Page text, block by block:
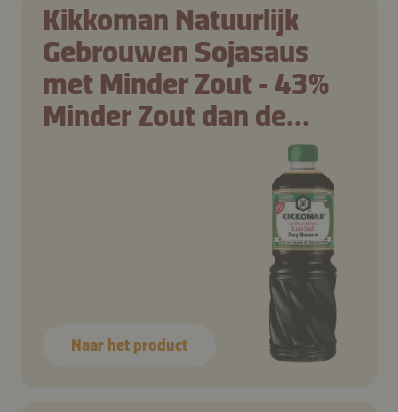
Kikkoman Natuurlijk
Gebrouwen Sojasaus
met Minder Zout ‑ 43%
Minder Zout dan de
traditionele Kikkoman
Naar het product